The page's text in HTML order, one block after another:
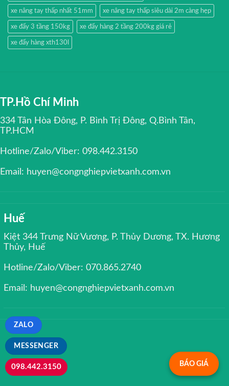
xe nâng tay thấp nhất 51mm xe nâng tay thấp siêu dài 2m càng hẹp
xe đẩy 3 tầng 150kg xe đẩy hàng 2 tầng 200kg giá rẻ
xe đẩy hàng xth130l
TP.Hồ Chí Minh
334 Tân Hòa Đông, P. Bình Trị Đông, Q.Bình Tân,
TP.HCM
Hotline/Zalo/Viber: 098.442.3150
Email: huyen@congnghiepvietxanh.com.vn
Huế
Kiệt 344 Trưng Nữ Vương, P. Thủy Dương, TX. Hương
Thủy, Huế
Hotline/Zalo/Viber: 070.865.2740
Email: huyen@congnghiepvietxanh.com.vn
BÁO GIÁ
MESSENGER
ZALO
098.442.3150